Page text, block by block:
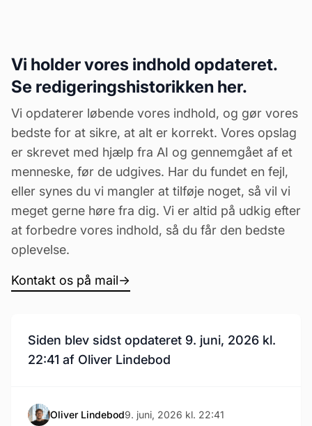
Vi holder vores indhold opdateret.
Se redigeringshistorikken her.
Vi opdaterer løbende vores indhold, og gør vores
bedste for at sikre, at alt er korrekt. Vores opslag
er skrevet med hjælp fra AI og gennemgået af et
menneske, før de udgives. Har du fundet en fejl,
eller synes du vi mangler at tilføje noget, så vil vi
meget gerne høre fra dig. Vi er altid på udkig efter
at forbedre vores indhold, så du får den bedste
oplevelse.
Kontakt os på mail→
Siden blev sidst opdateret 9. juni, 2026 kl.
22:41 af Oliver Lindebod
Oliver Lindebod9. juni, 2026 kl. 22:41